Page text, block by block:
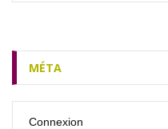
MÉTA
Connexion